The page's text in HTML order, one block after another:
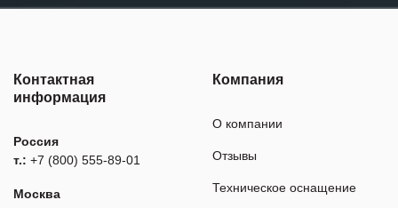
Контактная
информация
Россия
т.: +7 (800) 555-89-01
Москва
Компания
О компании
Отзывы
Техническое оснащение